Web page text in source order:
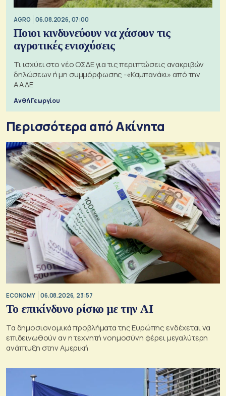
AGRO 06.08.2026, 07:00
Ποιοι κινδυνεύουν να χάσουν τις
αγροτικές ενισχύσεις
Τι ισχύει στο νέο ΟΣΔΕ για τις περιπτώσεις ανακριβών
δηλώσεων ή μη συμμόρφωσης -«Καμπανάκι» από την
ΑΑΔΕ
Ανθή Γεωργίου
Περισσότερα από Ακίνητα
ECONOMY 06.08.2026, 23:57
Το επικίνδυνο ρίσκο με την ΑΙ
Τα δημοσιονομικά προβλήματα της Ευρώπης ενδέχεται να
επιδεινωθούν αν η τεχνητή νοημοσύνη φέρει μεγαλύτερη
ανάπτυξη στην Αμερική